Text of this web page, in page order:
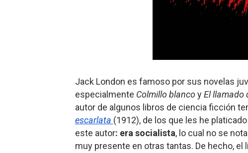
Gentile: Lo que debes entender
Panorama del nuevo fascismo
Llévenmelo fuchachos: El adiós a
La falacia etimológica
Jack London es famoso por sus novelas
especialmente Colmillo blancoyEl llamado
autor de algunos libros de ciencia ficción
escarlata (1912), de los que les he
este autor: era socialista, lo cual no se
muy presente en otras tantas. De hecho, el